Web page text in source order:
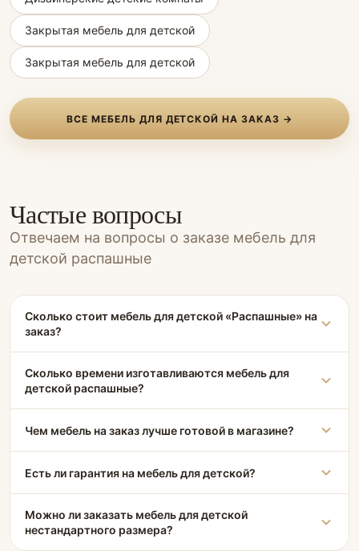
Закрытая мебель для детской
Закрытая мебель для детской
ВСЕ МЕБЕЛЬ ДЛЯ ДЕТСКОЙ НА ЗАКАЗ →
Частые вопросы
Отвечаем на вопросы о заказе мебель для
детской распашные
Сколько стоит мебель для детской «Распашные» на
заказ?
Сколько времени изготавливаются мебель для
детской распашные?
Чем мебель на заказ лучше готовой в магазине?
Есть ли гарантия на мебель для детской?
Можно ли заказать мебель для детской
нестандартного размера?